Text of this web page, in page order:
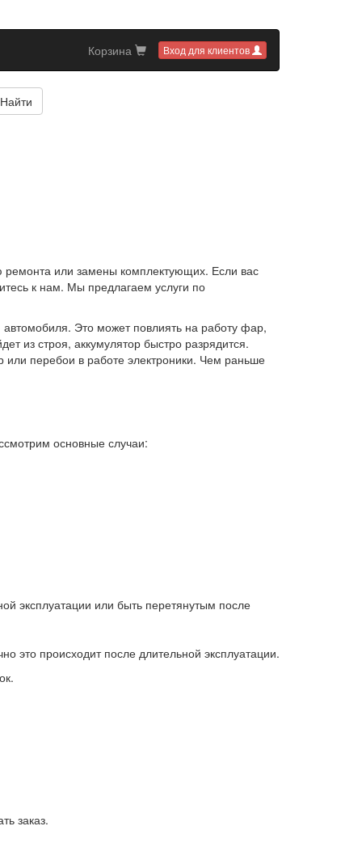
Вход для клиентов
Корзина
Найти
ремонта или замены комплектующих. Если вас
к нам. Мы предлагаем услуги по
автомобиля. Это может повлиять на работу фар,
из строя, аккумулятор быстро разрядится.
перебои в работе электроники. Чем раньше
основные случаи:
эксплуатации или быть перетянутым после
это происходит после длительной эксплуатации.
заказ.